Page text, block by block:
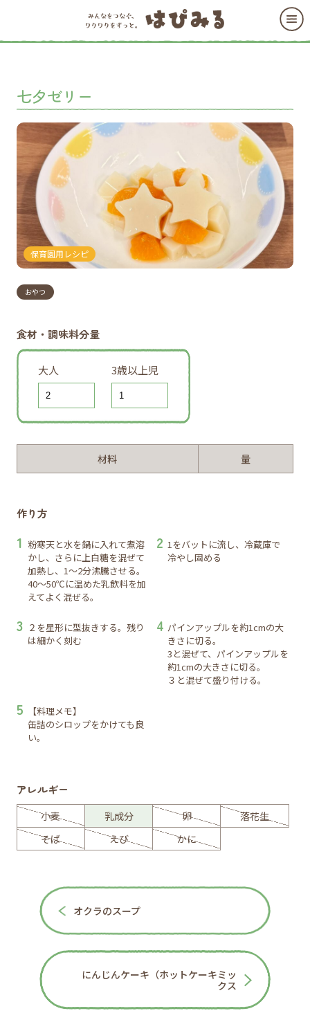
七夕ゼリー
保育園用レシピ
おやつ
食材・調味料分量
大人 3歳以上児
材料 量
作り方
粉寒天と水を鍋に入れて煮溶
かし、さらに上白糖を混ぜて
加熱し、1～2分沸騰させる。
40～50℃に温めた乳飲料を加
えてよく混ぜる。
1をバットに流し、冷蔵庫で
冷やし固める
２を星形に型抜きする。残り
は細かく刻む
パインアップルを約1cmの大
きさに切る。
3と混ぜて、パインアップルを
約1cmの大きさに切る。
３と混ぜて盛り付ける。
【料理メモ】
缶詰のシロップをかけても良
い。
アレルギー
小麦 乳成分 卵
落花生
そば
えび かに
オクラのスープ
にんじんケーキ（ホットケーキミッ
クス